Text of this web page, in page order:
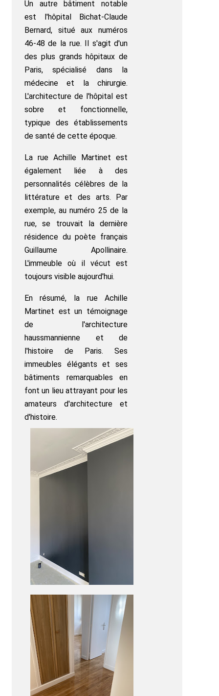
Un autre bâtiment notable
est l'hôpital Bichat-Claude
Bernard, situé aux numéros
46-48 de la rue. Il s'agit d'un
des plus grands hôpitaux de
Paris, spécialisé dans la
médecine et la chirurgie.
L'architecture de l'hôpital est
sobre et fonctionnelle,
typique des établissements
de santé de cette époque.
La rue Achille Martinet est
également liée à des
personnalités célèbres de la
littérature et des arts. Par
exemple, au numéro 25 de la
rue, se trouvait la dernière
résidence du poète français
Guillaume Apollinaire.
L'immeuble où il vécut est
toujours visible aujourd'hui.
En résumé, la rue Achille
Martinet est un témoignage
de l'architecture
haussmannienne et de
l'histoire de Paris. Ses
immeubles élégants et ses
bâtiments remarquables en
font un lieu attrayant pour les
amateurs d'architecture et
d'histoire.